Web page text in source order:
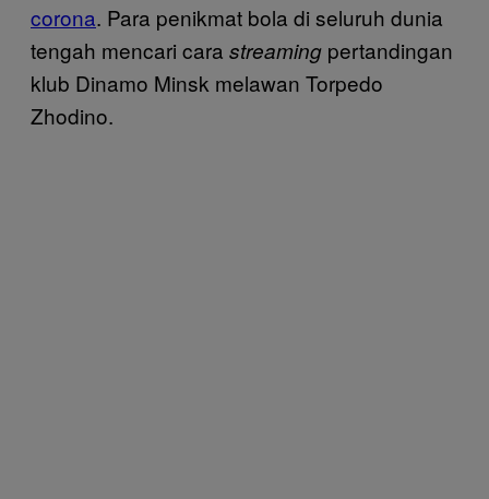
corona. Para penikmat bola di seluruh dunia
tengah mencari cara streaming pertandingan
klub Dinamo Minsk melawan Torpedo
Zhodino.